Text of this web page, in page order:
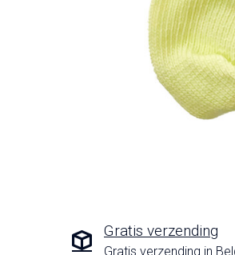
Gratis verzending
Gratis verzending in